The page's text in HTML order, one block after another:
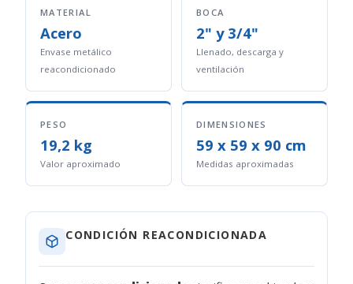
MATERIAL
Acero
Envase metálico
reacondicionado
BOCA
2" y 3/4"
Llenado, descarga y
ventilación
PESO
19,2 kg
Valor aproximado
DIMENSIONES
59 x 59 x 90 cm
Medidas aproximadas
CONDICIÓN REACONDICIONADA